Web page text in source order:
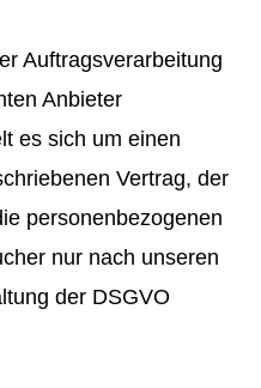
Auftragsverarbeitung
Anbieter
es sich um einen
Vertrag, der
personenbezogenen
nur nach unseren
der DSGVO